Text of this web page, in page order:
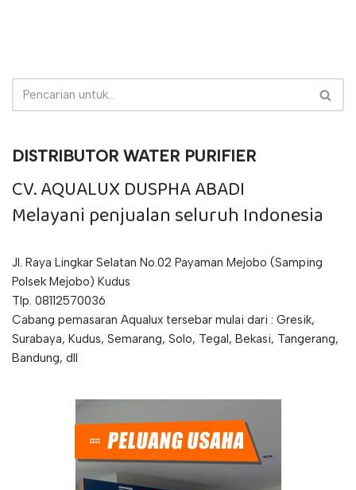
DISTRIBUTOR WATER PURIFIER
CV. AQUALUX DUSPHA ABADI
Melayani penjualan seluruh Indonesia
Jl. Raya Lingkar Selatan No.02 Payaman Mejobo (Samping
Polsek Mejobo) Kudus
Tlp. 08112570036
Cabang pemasaran Aqualux tersebar mulai dari : Gresik,
Surabaya, Kudus, Semarang, Solo, Tegal, Bekasi, Tangerang,
Bandung, dll